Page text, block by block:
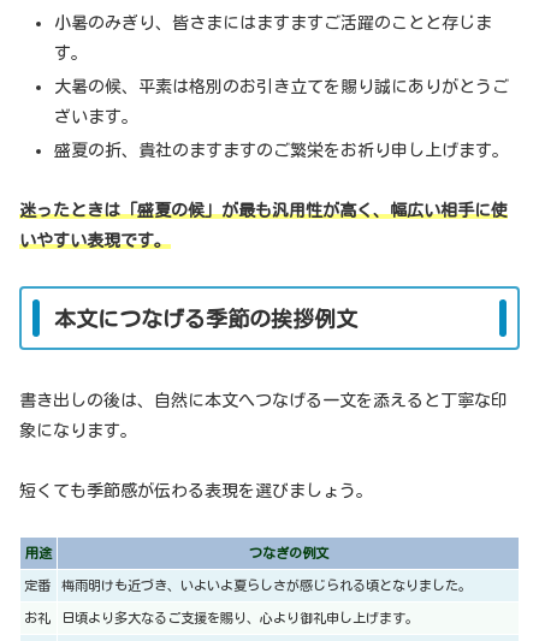
小暑のみぎり、皆さまにはますますご活躍のことと存じま
す。
大暑の候、平素は格別のお引き立てを賜り誠にありがとうご
ざいます。
盛夏の折、貴社のますますのご繁栄をお祈り申し上げます。
迷ったときは「盛夏の候」が最も汎用性が高く、幅広い相手に使
いやすい表現です。
本文につなげる季節の挨拶例文
書き出しの後は、自然に本文へつなげる一文を添えると丁寧な印
象になります。
短くても季節感が伝わる表現を選びましょう。
用途 つなぎの例文
定番 梅雨明けも近づき、いよいよ夏らしさが感じられる頃となりました。
お礼 日頃より多大なるご支援を賜り、心より御礼申し上げます。